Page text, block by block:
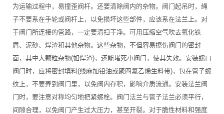
为运输过程中，易撞歪阀杆。还要清除阀内的杂物。阀门起吊时，绳
子不要系在手轮或阀杆上，以免损坏这些部件，应该系在法兰上。对
于阀门所连接的管路，一定要清扫干净。可用压缩空气吹去氧化铁
屑、泥砂、焊渣和其他杂物。这些杂物，不但容易擦伤阀门的密封
面，其中大颗粒杂物(如焊渣)，还能堵死小阀门，使其失效。安装螺口
阀门时，应将密封填料(线麻加铅油或聚四氟乙烯生料带)，包在管子螺
纹上，不要弄到阀门里，以免阀内存积，影响介质流通。安装法兰阀
门时，要注意对称均匀地把紧螺栓。阀门法兰与管子法兰必须平行，
间隙合理，以免阀门产生过大压力，甚至开裂。对于脆性材料和强度